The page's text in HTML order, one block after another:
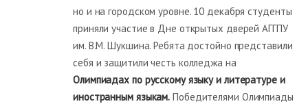
но и на городском уровне. 10 декабря студенты
приняли участие в Дне открытых дверей АГГПУ
им. В.М. Шукшина. Ребята достойно представили
себя и защитили честь колледжа на
Олимпиадах по русскому языку и литературе и
иностранным языкам. Победителями Олимпиады